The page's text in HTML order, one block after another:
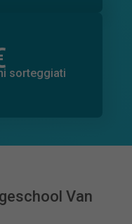
sorteggiati
promesse
Van